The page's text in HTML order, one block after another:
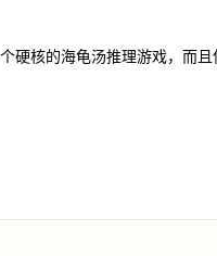
硬核的海龟汤推理游戏，而